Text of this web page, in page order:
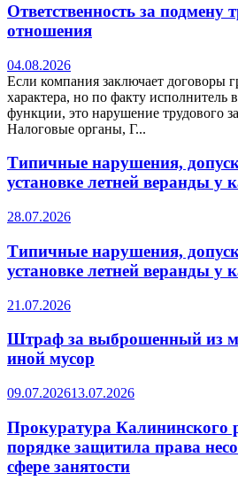
Ответственность за подмену
отношения
04.08.2026
Если компания заключает договоры
характера, но по факту исполнитель
функции, это нарушение трудового
Налоговые органы, Г...
Типичные нарушения,
установке летней веранды у
28.07.2026
Типичные нарушения,
установке летней веранды у
21.07.2026
Штраф за выброшенный из
иной мусор
09.07.202613.07.2026
Прокуратура Калининского
порядке защитила права
сфере занятости